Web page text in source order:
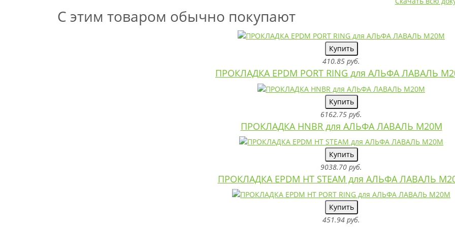
С этим товаром обычно покупают
Купить
410.85 руб.
ПРОКЛАДКА EPDM PORT RING для АЛЬФА ЛАВАЛЬ
Купить
6162.75 руб.
ПРОКЛАДКА HNBR для АЛЬФА ЛАВАЛЬ M20M
Купить
9038.70 руб.
ПРОКЛАДКА EPDM HT STEAM для АЛЬФА ЛАВАЛЬ
Купить
451.94 руб.